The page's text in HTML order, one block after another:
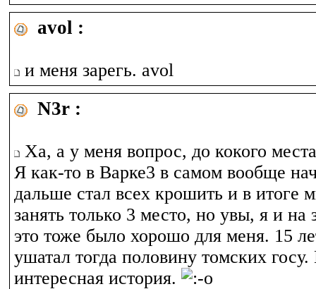
avol :
и меня зарегь. avol
N3r :
Ха, а у меня вопрос, до кокого
Я как-то в Варке3 в самом вообще
дальше стал всех крошить и в итоге
занять только 3 место, но увы, я и на
это тоже было хорошо для меня. 15
ушатал тогда половину томских госу.
интересная история.